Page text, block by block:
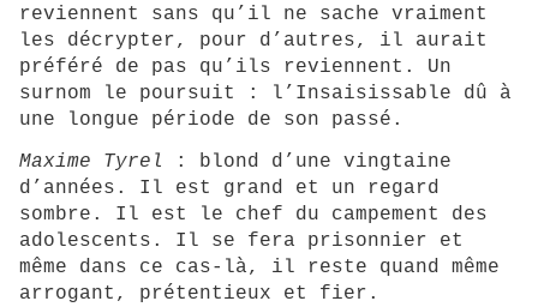
reviennent sans qu’il ne sache vraiment
les décrypter, pour d’autres, il aurait
préféré de pas qu’ils reviennent. Un
surnom le poursuit : l’Insaisissable dû à
une longue période de son passé.
Maxime Tyrel
: blond d’une vingtaine
d’années. Il est grand et un regard
sombre. Il est le chef du campement des
adolescents. Il se fera prisonnier et
même dans ce cas-là, il reste quand même
arrogant, prétentieux et fier.